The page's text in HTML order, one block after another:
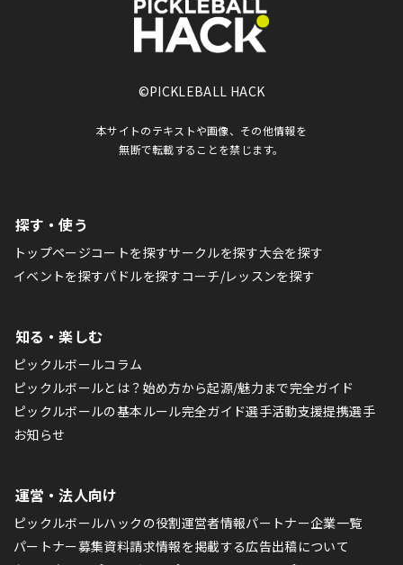
©PICKLEBALL HACK
本サイトのテキストや画像、その他情報を
無断で転載することを禁じます。
探す・使う
トップページコートを探すサークルを探す大会を探す
イベントを探すパドルを探すコーチ/レッスンを探す
知る・楽しむ
ピックルボールコラム
ピックルボールとは？始め方から起源/魅力まで完全ガイド
ピックルボールの基本ルール完全ガイド選手活動支援提携選手
お知らせ
運営・法人向け
ピックルボールハックの役割運営者情報パートナー企業一覧
パートナー募集資料請求情報を掲載する広告出稿について